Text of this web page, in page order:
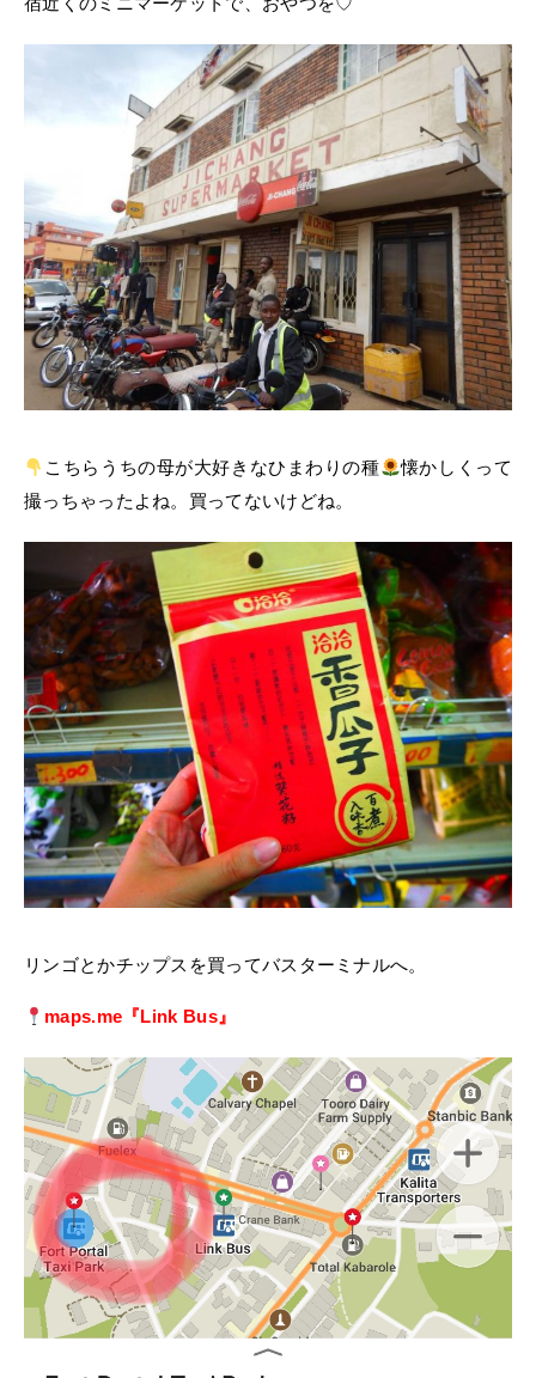
こちらうちの母が大好きなひまわりの種
懐かしくって
撮っちゃったよね。買ってないけどね。
リンゴとかチップスを買ってバスターミナルへ。
maps.me『Link Bus』